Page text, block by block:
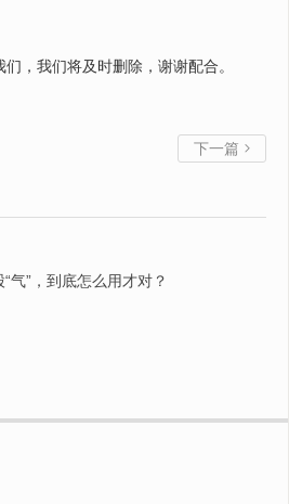
，我们将及时删除，谢谢配合。
下一篇 
气”，到底怎么用才对？